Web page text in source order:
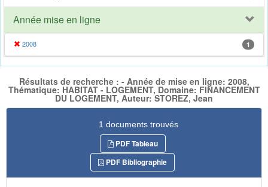
Année mise en ligne
2008 1
Résultats de recherche : - Année de mise en ligne: 2008,
Thématique: HABITAT - LOGEMENT, Domaine: FINANCEMENT
DU LOGEMENT, Auteur: STOREZ, Jean
1 documents trouvés
PDF Tableau
PDF Bibliographie